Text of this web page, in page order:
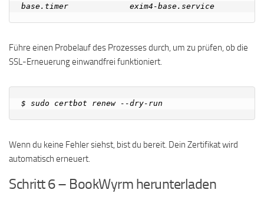
Führe einen Probelauf des Prozesses durch, um zu prüfen, ob die
SSL-Erneuerung einwandfrei funktioniert.
Wenn du keine Fehler siehst, bist du bereit. Dein Zertifikat wird
automatisch erneuert.
Schritt 6 – BookWyrm herunterladen